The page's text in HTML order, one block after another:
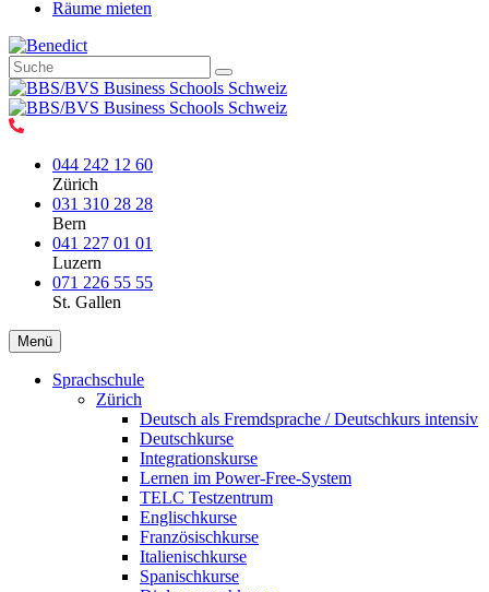
Räume mieten
044 242 12 60
Zürich
031 310 28 28
Bern
041 227 01 01
Luzern
071 226 55 55
St. Gallen
Menü
Sprachschule
Zürich
Deutsch als Fremdsprache / Deutschkurs intensiv
Deutschkurse
Integrationskurse
Lernen im Power-Free-System
TELC Testzentrum
Englischkurse
Französischkurse
Italienischkurse
Spanischkurse